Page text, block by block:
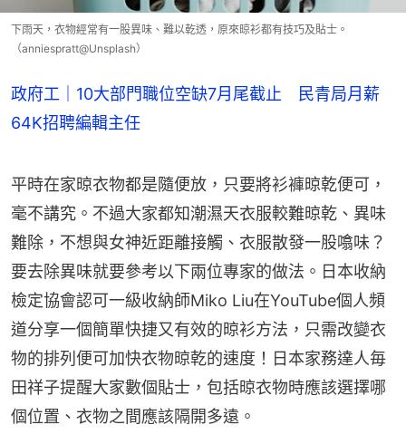
下雨天，衣物經常有一股異味、難以乾透，原來晾衫都有技巧及貼士。
（anniespratt@Unsplash）
政府工｜10大部門職位空缺7月尾截止 民青局月薪
64K招聘編輯主任
平時在家晾衣物都是隨便放，只要將衫褲晾乾便可，
毫不講究。不過大家都知潮濕天衣服較難晾乾、異味
難除，不想與女神近距離接觸、衣服散發一股噏味？
要去除異味就要參考以下兩位專家的做法。日本收納
檢定協會認可一級收納師Miko Liu在YouTube個人頻
道分享一個簡單快捷又有效的晾衫方法，只需改變衣
物的排列便可加快衣物晾乾的速度！日本家務達人毎
田祥子提醒大家數個貼士，包括晾衣物時應該選擇哪
個位置、衣物之間應該隔開多遠。